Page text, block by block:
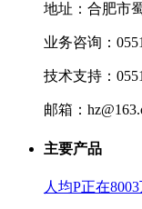
地址：合肥市
业务咨询：
技术支持：
邮箱：
主要产品
人均P正在